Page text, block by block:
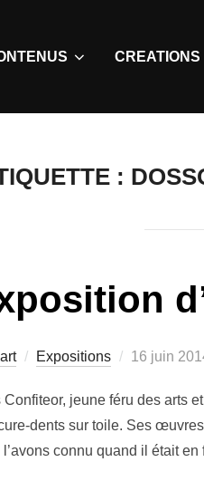
CREATIONS
:
Expositions 16 juin
jeune féru des arts
dents sur toile. Ses
l’avons connu quand il était